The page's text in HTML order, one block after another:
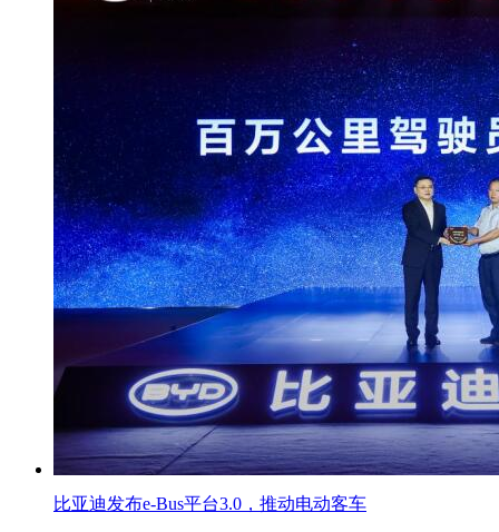
比亚迪发布e-Bus平台3.0，推动电动客车